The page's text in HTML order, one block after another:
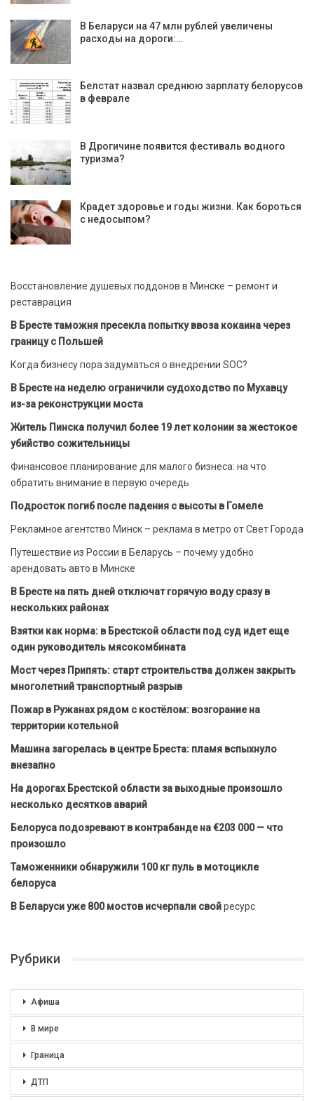
В Беларуси на 47 млн рублей увеличены
расходы на дороги:…
Белстат назвал среднюю зарплату белорусов
в феврале
В Дрогичине появится фестиваль водного
туризма?
Крадет здоровье и годы жизни. Как бороться
с недосыпом?
Восстановление душевых поддонов в Минске – ремонт и
реставрация
В Бресте таможня пресекла попытку ввоза кокаина через
границу с Польшей
Когда бизнесу пора задуматься о внедрении SOC?
В Бресте на неделю ограничили судоходство по Мухавцу
из-за реконструкции моста
Житель Пинска получил более 19 лет колонии за жестокое
убийство сожительницы
Финансовое планирование для малого бизнеса: на что
обратить внимание в первую очередь
Подросток погиб после падения с высоты в Гомеле
Рекламное агентство Минск – реклама в метро от Свет Города
Путешествие из России в Беларусь – почему удобно
арендовать авто в Минске
В Бресте на пять дней отключат горячую воду сразу в
нескольких районах
Взятки как норма: в Брестской области под суд идет еще
один руководитель мясокомбината
Мост через Припять: старт строительства должен закрыть
многолетний транспортный разрыв
Пожар в Ружанах рядом с костёлом: возгорание на
территории котельной
Машина загорелась в центре Бреста: пламя вспыхнуло
внезапно
На дорогах Брестской области за выходные произошло
несколько десятков аварий
Белоруса подозревают в контрабанде на €203 000 — что
произошло
Таможенники обнаружили 100 кг пуль в мотоцикле
белоруса
В Беларуси уже 800 мостов исчерпали свойресурс
Рубрики
Афиша
В мире
Граница
ДТП